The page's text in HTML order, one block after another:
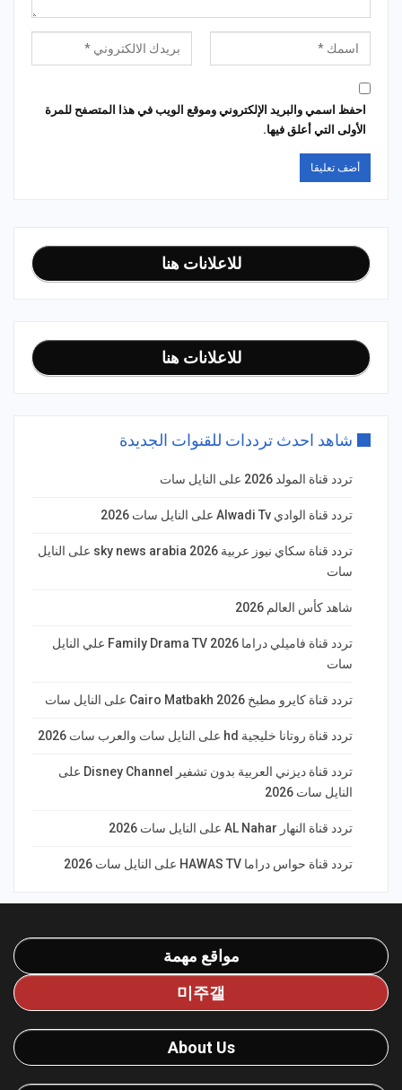
احفظ اسمي والبريد الإلكتروني وموقع الويب في هذا المتصفح للمرة
الأولى التي أعلق فيها.
للاعلانات هنا
للاعلانات هنا
شاهد احدث ترددات للقنوات الجديدة
تردد قناة المولد 2026 على النايل سات
تردد قناة الوادي Alwadi Tv على النايل سات 2026
تردد قناة سكاي نيوز عربية 2026 sky news arabia على النايل
سات
شاهد كأس العالم 2026
تردد قناة فاميلي دراما Family Drama TV 2026 علي النايل
سات
تردد قناة كايرو مطبخ 2026 Cairo Matbakh على النايل سات
تردد قناة روتانا خليجية hd على النايل سات والعرب سات 2026
تردد قناة ديزني العربية بدون تشفير Disney Channel على
النايل سات 2026
تردد قناة النهار AL Nahar على النايل سات 2026
تردد قناة حواس دراما HAWAS TV على النايل سات 2026
مواقع مهمة
미주갤
About Us